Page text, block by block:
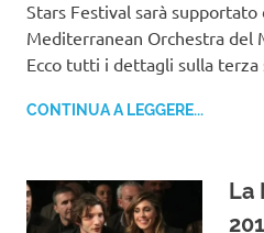
Stars Festival sarà supportato
Mediterranean Orchestra del
Ecco tutti i dettagli sulla terza
CONTINUA A LEGGERE...
La